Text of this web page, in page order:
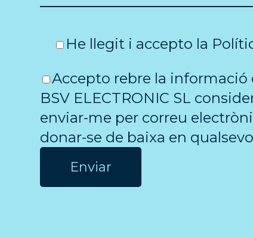
He llegit i accepto la
Accepto rebre la informació
BSV ELECTRONIC SL
enviar-me per correu
donar-se de baixa en